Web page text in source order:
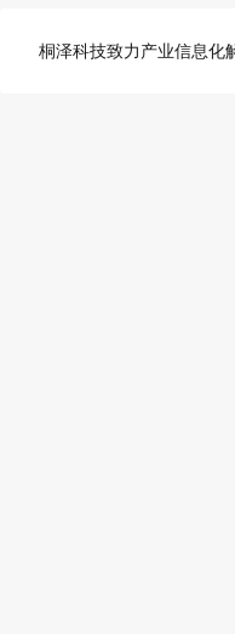
桐泽科技致力产业信息化